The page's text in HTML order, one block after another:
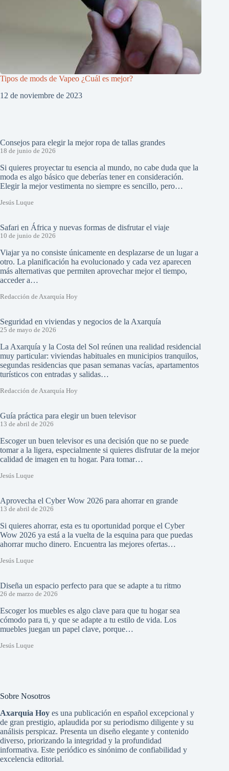
Tipos de mods de Vapeo ¿Cuál es mejor?
12 de noviembre de 2023
Consejos para elegir la mejor ropa de tallas grandes
18 de junio de 2026
Si quieres proyectar tu esencia al mundo, no cabe duda que la
moda es algo básico que deberías tener en consideración.
Elegir la mejor vestimenta no siempre es sencillo, pero…
Jesús Luque
Safari en África y nuevas formas de disfrutar el viaje
10 de junio de 2026
Viajar ya no consiste únicamente en desplazarse de un lugar a
otro. La planificación ha evolucionado y cada vez aparecen
más alternativas que permiten aprovechar mejor el tiempo,
acceder a…
Redacción de Axarquía Hoy
Seguridad en viviendas y negocios de la Axarquía
25 de mayo de 2026
La Axarquía y la Costa del Sol reúnen una realidad residencial
muy particular: viviendas habituales en municipios tranquilos,
segundas residencias que pasan semanas vacías, apartamentos
turísticos con entradas y salidas…
Redacción de Axarquía Hoy
Guía práctica para elegir un buen televisor
13 de abril de 2026
Escoger un buen televisor es una decisión que no se puede
tomar a la ligera, especialmente si quieres disfrutar de la mejor
calidad de imagen en tu hogar. Para tomar…
Jesús Luque
Aprovecha el Cyber Wow 2026 para ahorrar en grande
13 de abril de 2026
Si quieres ahorrar, esta es tu oportunidad porque el Cyber
Wow 2026 ya está a la vuelta de la esquina para que puedas
ahorrar mucho dinero. Encuentra las mejores ofertas…
Jesús Luque
Diseña un espacio perfecto para que se adapte a tu ritmo
26 de marzo de 2026
Escoger los muebles es algo clave para que tu hogar sea
cómodo para ti, y que se adapte a tu estilo de vida. Los
muebles juegan un papel clave, porque…
Jesús Luque
Sobre Nosotros
Axarquia Hoy es una publicación en español excepcional y
de gran prestigio, aplaudida por su periodismo diligente y su
análisis perspicaz. Presenta un diseño elegante y contenido
diverso, priorizando la integridad y la profundidad
informativa. Este periódico es sinónimo de confiabilidad y
excelencia editorial.